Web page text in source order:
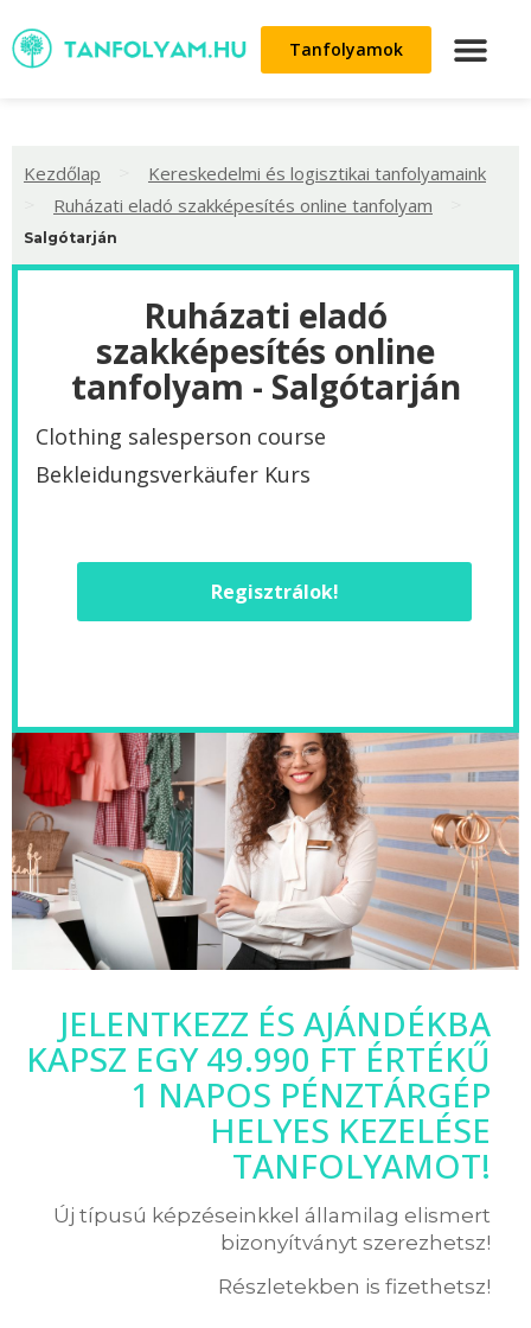
Tanfolyamok
Kezdőlap Kereskedelmi és logisztikai tanfolyamaink
Ruházati eladó szakképesítés online tanfolyam
Salgótarján
Ruházati eladó
szakképesítés online
tanfolyam - Salgótarján
Clothing salesperson course
Bekleidungsverkäufer Kurs
Regisztrálok!
JELENTKEZZ ÉS AJÁNDÉKBA
KAPSZ EGY 49.990 FT ÉRTÉKŰ
1 NAPOS PÉNZTÁRGÉP
HELYES KEZELÉSE
TANFOLYAMOT!
Új típusú képzéseinkkel államilag elismert
bizonyítványt szerezhetsz!
Részletekben is fizethetsz!